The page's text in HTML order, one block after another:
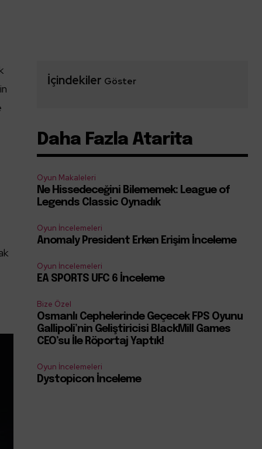
İçindekiler Göster
Daha Fazla Atarita
Oyun Makaleleri
Ne Hissedeceğini Bilememek: League of
Legends Classic Oynadık
Oyun İncelemeleri
Anomaly President Erken Erişim İnceleme
Oyun İncelemeleri
EA SPORTS UFC 6 İnceleme
Bize Özel
Osmanlı Cephelerinde Geçecek FPS Oyunu
Gallipoli’nin Geliştiricisi BlackMill Games
CEO’su İle Röportaj Yaptık!
Oyun İncelemeleri
Dystopicon İnceleme